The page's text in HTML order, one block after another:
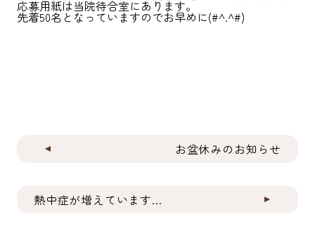
応募用紙は当院待合室にあります。
先着50名となっていますのでお早めに(#^.^#)
お盆休みのお知らせ
熱中症が増えています...